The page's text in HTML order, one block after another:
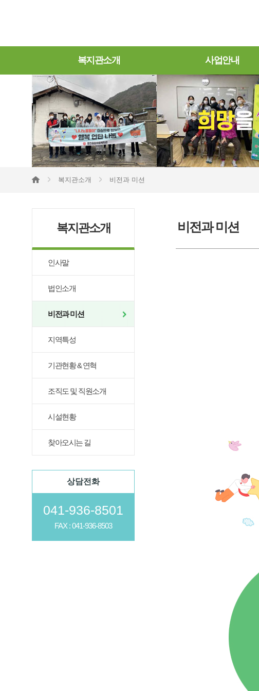
복지관소개 사업안내
복지관소개 비전과 미션
복지관소개
인사말
법인소개
비전과 미션
지역특성
기관현황 & 연혁
조직도 및 직원소개
시설현황
찾아오시는 길
상담전화
041-936-8501
FAX : 041-936-8503
비전과 미션